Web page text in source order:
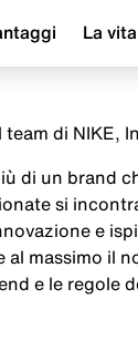
La
di NIKE,
di un brand
si
e
al massimo il
e le regole